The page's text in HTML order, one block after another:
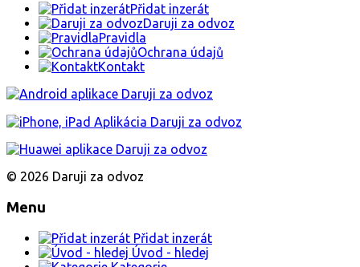
Přidat inzerát
Daruji za odvoz
Pravidla
Ochrana údajů
Kontakt
© 2026 Daruji za odvoz
Menu
Přidat inzerát
Úvod - hledej